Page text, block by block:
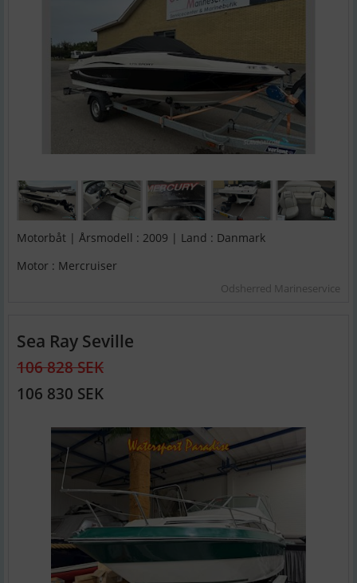
Motorbåt | Årsmodell : 2009 | Land : Danmark
Motor : Mercruiser
Odsherred Marineservice
Sea Ray Seville
106 828 SEK
106 830 SEK